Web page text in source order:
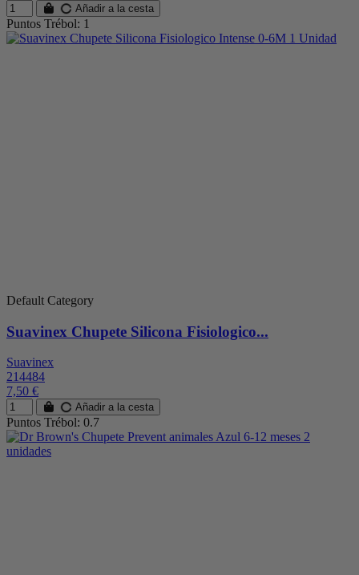
Añadir a la cesta
Puntos Trébol: 1
Default Category
Suavinex Chupete Silicona Fisiologico...
Suavinex
214484
7,50 €
Añadir a la cesta
Puntos Trébol: 0.7